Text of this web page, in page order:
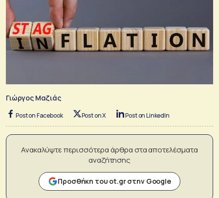
Γιώργος Μαζιάς
Post on Facebook Post on X Post on LinkedIn
Ανακαλύψτε περισσότερα άρθρα στα αποτελέσματα
αναζήτησης
Προσθήκη του ot.gr στην Google